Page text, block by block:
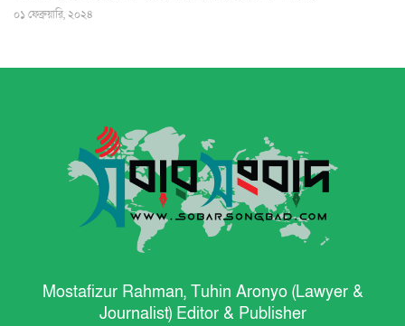
০১ ফেব্রুয়ারি, ২০২৪
Mostafizur Rahman, Tuhin Aronyo (Lawyer &
Journalist) Editor & Publisher